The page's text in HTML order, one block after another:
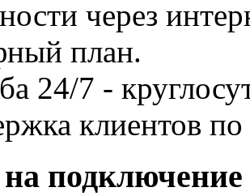
через
план.
24/7 -
клиентов
подключение